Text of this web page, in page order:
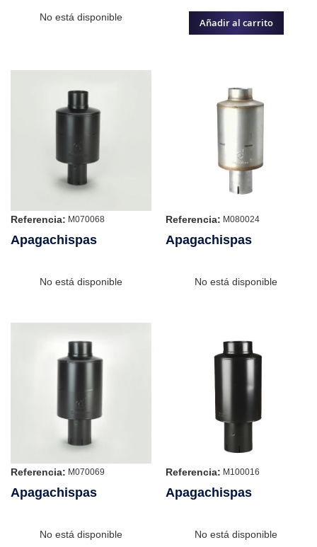
No está disponible Añadir al carrito
Referencia: M070068
Apagachispas
No está disponible
Referencia: M080024
Apagachispas
No está disponible
Referencia: M070069
Apagachispas
No está disponible
Referencia: M100016
Apagachispas
No está disponible